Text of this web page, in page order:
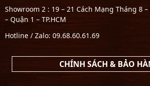
Showroom 2 : 19 – 21 Cách Mạng Tháng 8
– Quận 1 – TP.HCM
Hotline / Zalo: 09.68.60.61.69
CHÍNH SÁCH & BẢO